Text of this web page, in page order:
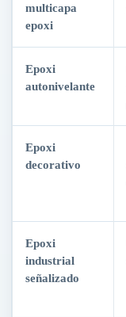
multicapa
epoxi
Epoxi
autonivelante
Epoxi
decorativo
Epoxi
industrial
señalizado